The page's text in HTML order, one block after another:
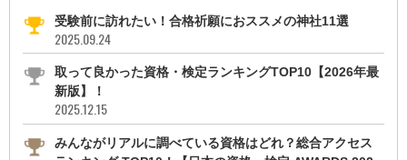
受験前に訪れたい！合格祈願におススメの神社11選
2025.09.24
取って良かった資格・検定ランキングTOP10【2026年最
新版】！
2025.12.15
みんながリアルに調べている資格はどれ？総合アクセス